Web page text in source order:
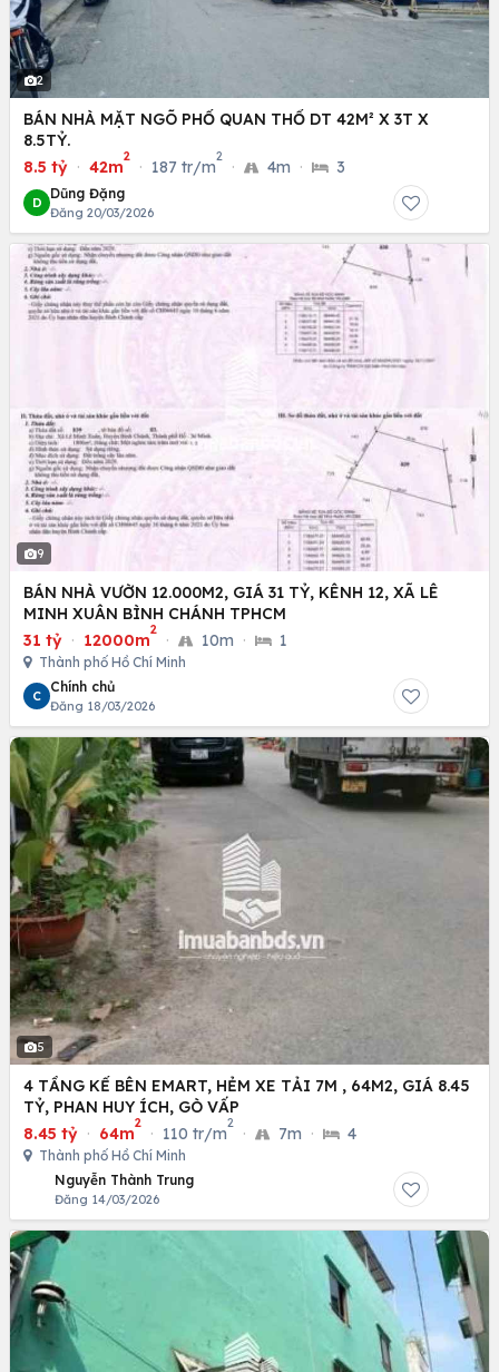
2
BÁN NHÀ MẶT NGÕ PHỐ QUAN THỔ DT 42M² X 3T X
8.5TỶ.
8.5 tỷ · 42m
2
· 187 tr/m
2
· 4m · 3
D
Dũng Đặng
Đăng 20/03/2026
9
BÁN NHÀ VƯỜN 12.000M2, GIÁ 31 TỶ, KÊNH 12, XÃ LÊ
MINH XUÂN BÌNH CHÁNH TPHCM
31 tỷ · 12000m
2
· 10m · 1
Thành phố Hồ Chí Minh
C
Chính chủ
Đăng 18/03/2026
5
4 TẦNG KẾ BÊN EMART, HẺM XE TẢI 7M , 64M2, GIÁ 8.45
TỶ, PHAN HUY ÍCH, GÒ VẤP
8.45 tỷ · 64m
2
· 110 tr/m
2
· 7m · 4
Thành phố Hồ Chí Minh
Nguyễn Thành Trung
Đăng 14/03/2026